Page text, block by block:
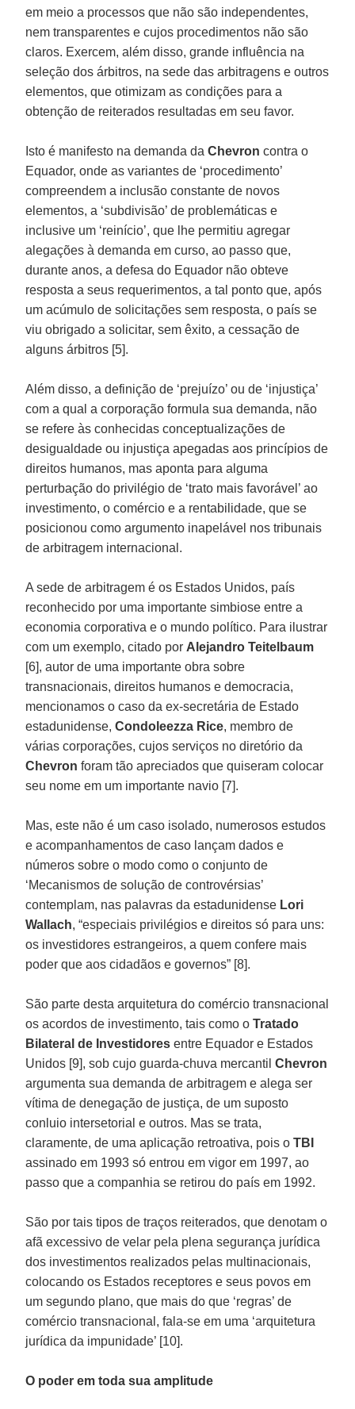
em meio a processos que não são independentes,
nem transparentes e cujos procedimentos não são
claros. Exercem, além disso, grande influência na
seleção dos árbitros, na sede das arbitragens e outros
elementos, que otimizam as condições para a
obtenção de reiterados resultadas em seu favor.
Isto é manifesto na demanda daChevron contra o
Equador, onde as variantes de ‘procedimento’
compreendem a inclusão constante de novos
elementos, a ‘subdivisão’ de problemáticas e
inclusive um ‘reinício’, que lhe permitiu agregar
alegações à demanda em curso, ao passo que,
durante anos, a defesa do Equador não obteve
resposta a seus requerimentos, a tal ponto que, após
um acúmulo de solicitações sem resposta, o país se
viu obrigado a solicitar, sem êxito, a cessação de
alguns árbitros [5].
Além disso, a definição de ‘prejuízo’ ou de ‘injustiça’
com a qual a corporação formula sua demanda, não
se refere às conhecidas conceptualizações de
desigualdade ou injustiça apegadas aos princípios de
direitos humanos, mas aponta para alguma
perturbação do privilégio de ‘trato mais favorável’ ao
investimento, o comércio e a rentabilidade, que se
posicionou como argumento inapelável nos tribunais
de arbitragem internacional.
A sede de arbitragem é os Estados Unidos, país
reconhecido por uma importante simbiose entre a
economia corporativa e o mundo político. Para ilustrar
com um exemplo, citado por Alejandro Teitelbaum
[6], autor de uma importante obra sobre
transnacionais, direitos humanos e democracia,
mencionamos o caso da ex-secretária de Estado
estadunidense,Condoleezza Rice, membro de
várias corporações, cujos serviços no diretório da
Chevron foram tão apreciados que quiseram colocar
seu nome em um importante navio [7].
Mas, este não é um caso isolado, numerosos estudos
e acompanhamentos de caso lançam dados e
números sobre o modo como o conjunto de
‘Mecanismos de solução de controvérsias’
contemplam, nas palavras da estadunidense Lori
Wallach, “especiais privilégios e direitos só para uns:
os investidores estrangeiros, a quem confere mais
poder que aos cidadãos e governos” [8].
São parte desta arquitetura do comércio transnacional
os acordos de investimento, tais como oTratado
Bilateral de Investidores entre Equador e Estados
Unidos [9], sob cujo guarda-chuva mercantilChevron
argumenta sua demanda de arbitragem e alega ser
vítima de denegação de justiça, de um suposto
conluio intersetorial e outros. Mas se trata,
claramente, de uma aplicação retroativa, pois oTBI
assinado em 1993 só entrou em vigor em 1997, ao
passo que a companhia se retirou do país em 1992.
São por tais tipos de traços reiterados, que denotam o
afã excessivo de velar pela plena segurança jurídica
dos investimentos realizados pelas multinacionais,
colocando os Estados receptores e seus povos em
um segundo plano, que mais do que ‘regras’ de
comércio transnacional, fala-se em uma ‘arquitetura
jurídica da impunidade’ [10].
O poder em toda sua amplitude